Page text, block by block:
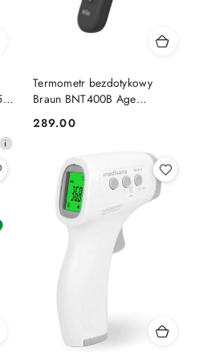
z
Termometr bezdotykowy
Braun BNT400B Age
Cena:
289.00